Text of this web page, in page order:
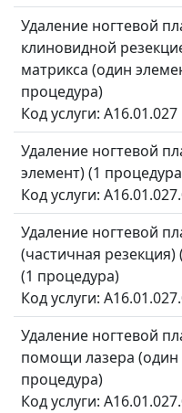
Удаление ногтевой
клиновидной
матрикса (один
процедура)
Код услуги: A16.01.027
Удаление ногтевой
элемент) (1
Код услуги:
Удаление ногтевой
(частичная
(1 процедура)
Код услуги:
Удаление ногтевой
помощи лазера (один
процедура)
Код услуги: